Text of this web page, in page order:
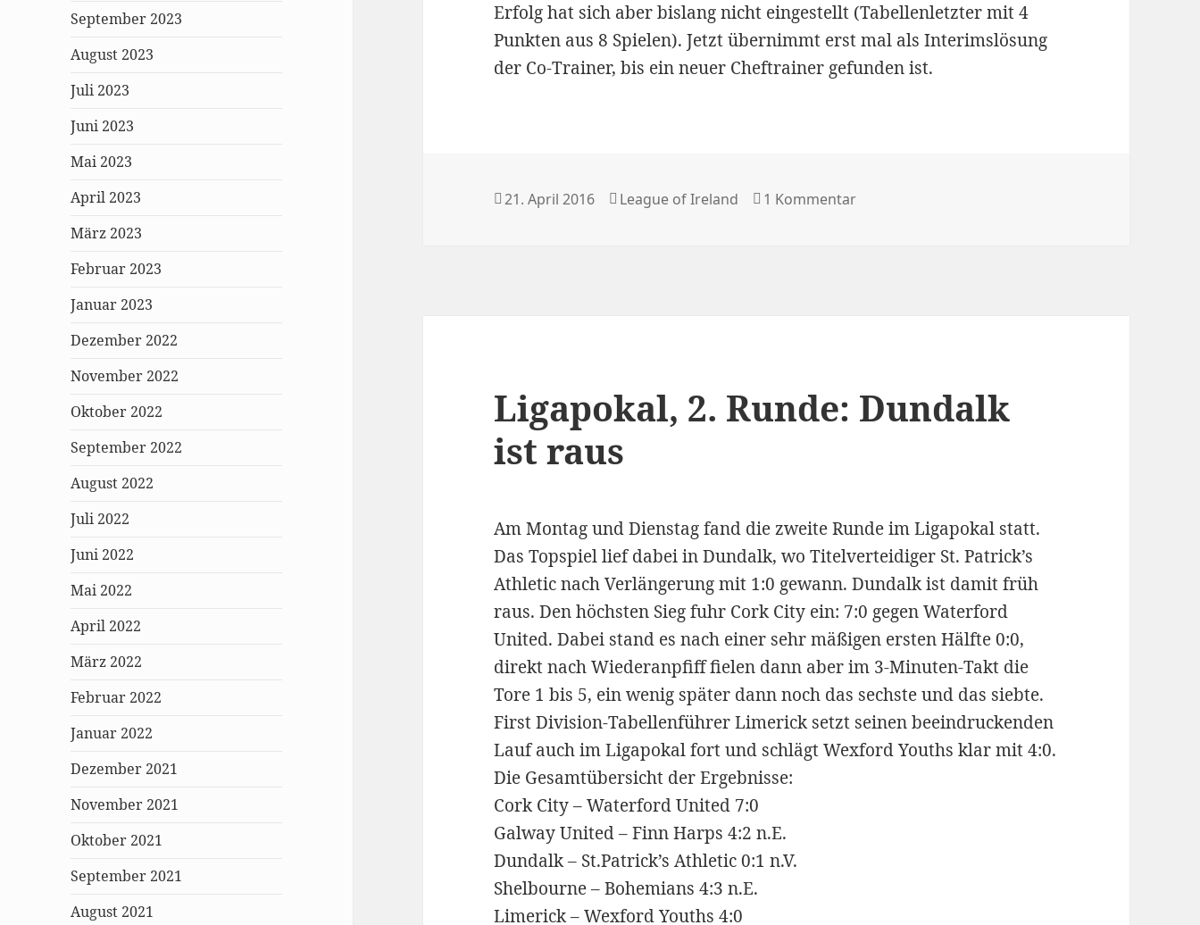
September 2023
August 2023
Juli 2023
Juni 2023
Mai 2023
April 2023
März 2023
Februar 2023
Januar 2023
Dezember 2022
November 2022
Oktober 2022
September 2022
August 2022
Juli 2022
Juni 2022
Mai 2022
April 2022
März 2022
Februar 2022
Januar 2022
Dezember 2021
November 2021
Oktober 2021
September 2021
August 2021
Erfolg hat sich aber bislang nicht eingestellt (Tabellenletzter mit 4
Punkten aus 8 Spielen). Jetzt übernimmt erst mal als Interimslösung
der Co-Trainer, bis ein neuer Cheftrainer gefunden ist.
Veröffentlicht
21. April 2016 Kategorien
League of Ireland 1 Kommentarzu Erste Trainerentlassung der Saison
Ligapokal, 2. Runde: Dundalk
ist raus
Am Montag und Dienstag fand die zweite Runde im Ligapokal statt.
Das Topspiel lief dabei in Dundalk, wo Titelverteidiger St. Patrick’s
Athletic nach Verlängerung mit 1:0 gewann. Dundalk ist damit früh
raus. Den höchsten Sieg fuhr Cork City ein: 7:0 gegen Waterford
United. Dabei stand es nach einer sehr mäßigen ersten Hälfte 0:0,
direkt nach Wiederanpfiff fielen dann aber im 3-Minuten-Takt die
Tore 1 bis 5, ein wenig später dann noch das sechste und das siebte.
First Division-Tabellenführer Limerick setzt seinen beeindruckenden
Lauf auch im Ligapokal fort und schlägt Wexford Youths klar mit 4:0.
Die Gesamtübersicht der Ergebnisse:
Cork City – Waterford United 7:0
Galway United – Finn Harps 4:2 n.E.
Dundalk – St.Patrick’s Athletic 0:1 n.V.
Shelbourne – Bohemians 4:3 n.E.
Limerick – Wexford Youths 4:0